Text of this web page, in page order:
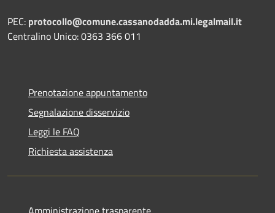
PEC: protocollo@comune.cassanodadda.mi.legalmail.it
Centralino Unico: 0363 366 011
Prenotazione appuntamento
Segnalazione disservizio
Leggi le FAQ
Richiesta assistenza